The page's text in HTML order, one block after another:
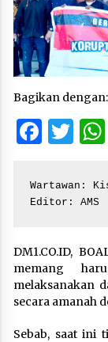
Bagikan dengan:
Wartawan:
Editor: AMS
DM1.CO.ID,
memang
melaksanakan
secara amanah
Sebab, saat ini